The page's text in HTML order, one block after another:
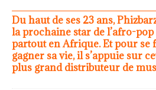
Du haut de ses 23 ans,
la prochaine star de l’afro-
partout en Afrique. Et pour se
gagner sa vie, il s’appuie sur
plus grand distributeur de